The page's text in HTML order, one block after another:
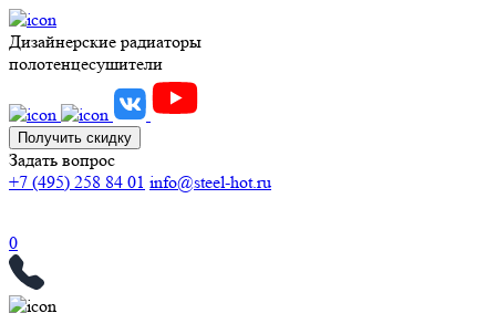
Дизайнерские радиаторы
полотенцесушители
Получить скидку
Задать вопрос
+7 (495) 258 84 01 info@steel-hot.ru
0